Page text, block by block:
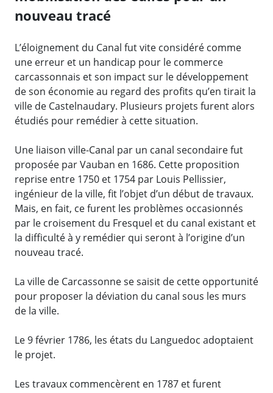
nouveau tracé
L’éloignement du Canal fut vite considéré comme
une erreur et un handicap pour le commerce
carcassonnais et son impact sur le développement
de son économie au regard des profits qu’en tirait la
ville de Castelnaudary. Plusieurs projets furent alors
étudiés pour remédier à cette situation.
Une liaison ville-Canal par un canal secondaire fut
proposée par Vauban en 1686. Cette proposition
reprise entre 1750 et 1754 par Louis Pellissier,
ingénieur de la ville, fit l’objet d’un début de travaux.
Mais, en fait, ce furent les problèmes occasionnés
par le croisement du Fresquel et du canal existant et
la difficulté à y remédier qui seront à l’origine d’un
nouveau tracé.
La ville de Carcassonne se saisit de cette opportunité
pour proposer la déviation du canal sous les murs
de la ville.
Le 9 février 1786, les états du Languedoc adoptaient
le projet.
Les travaux commencèrent en 1787 et furent